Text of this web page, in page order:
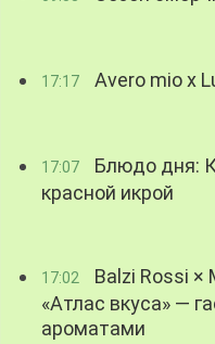
17:17 Avero mio x
17:07
Блюдо дня:
красной икрой
17:02
Balzi Rossi ×
«Атлас вкуса» —
ароматами